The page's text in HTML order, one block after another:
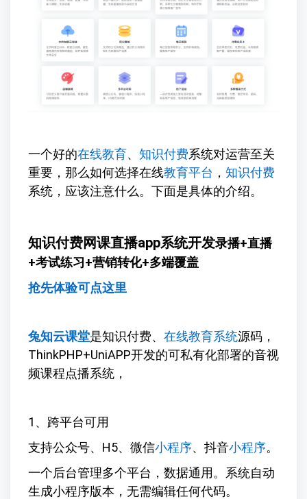
一个好的在线教育、 知识付费系统对运营至关
重要，那么如何选择在线教育平台 ， 知识付费
系统，应该注意什么。下面是具体的介绍。
知识付费网课直播app系统开发录播+直播
+考试练习+营销转化+多端覆盖
抢先体验可点这里
兔知云课堂是知识付费、 在线教育系统源码，
ThinkPHP+UniAPP开发的可私有化部署的音视
频课程点播系统，
1、跨平台可用
支持公众号、H5、微信小程序、抖音小程序。
一个后台管理多个平台，数据通用。系统自动
生成小程序版本，无需编辑任何代码。